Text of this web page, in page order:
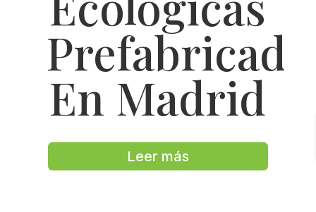
En Madrid
Leer más